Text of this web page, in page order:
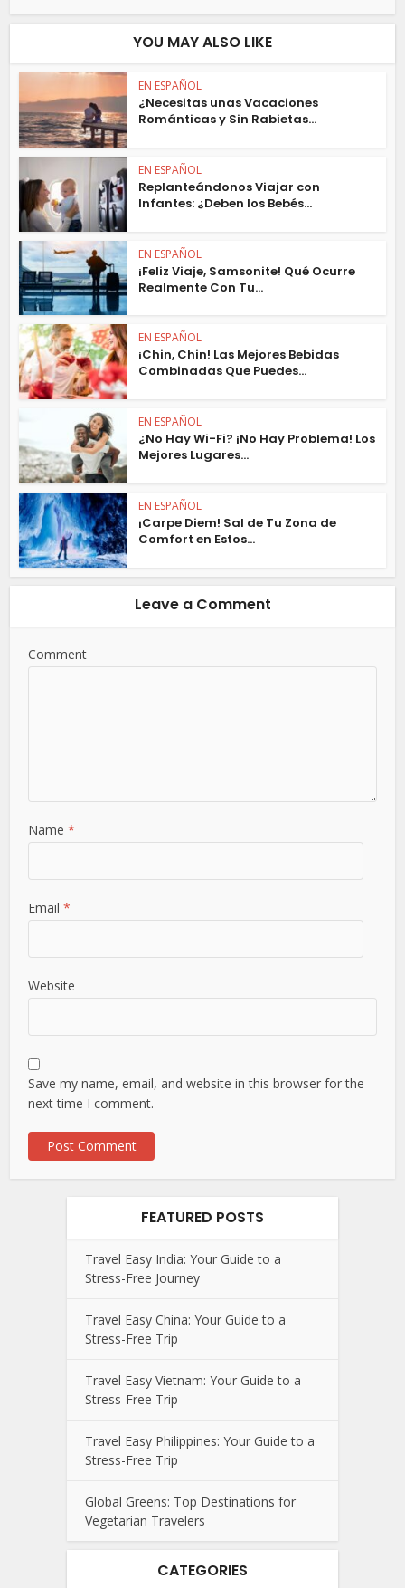
YOU MAY ALSO LIKE
EN ESPAÑOL
¿Necesitas unas Vacaciones
Románticas y Sin Rabietas...
EN ESPAÑOL
Replanteándonos Viajar con
Infantes: ¿Deben los Bebés...
EN ESPAÑOL
¡Feliz Viaje, Samsonite! Qué Ocurre
Realmente Con Tu...
EN ESPAÑOL
¡Chin, Chin! Las Mejores Bebidas
Combinadas Que Puedes...
EN ESPAÑOL
¿No Hay Wi-Fi? ¡No Hay Problema! Los
Mejores Lugares...
EN ESPAÑOL
¡Carpe Diem! Sal de Tu Zona de
Comfort en Estos...
Leave a Comment
Comment
Name*
Email*
Website
Save my name, email, and website in this browser for the
next time I comment.
FEATURED POSTS
Travel Easy India: Your Guide to a
Stress-Free Journey
Travel Easy China: Your Guide to a
Stress-Free Trip
Travel Easy Vietnam: Your Guide to a
Stress-Free Trip
Travel Easy Philippines: Your Guide to a
Stress-Free Trip
Global Greens: Top Destinations for
Vegetarian Travelers
CATEGORIES